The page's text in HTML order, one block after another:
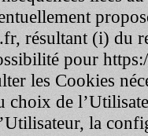
, résultant (i) du
pour
les Cookies
de
la